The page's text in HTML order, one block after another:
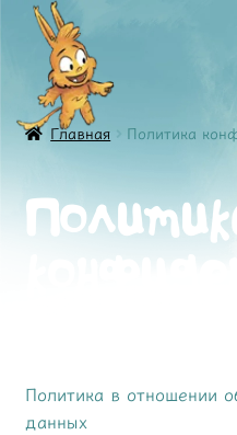
Перейти
навигации
Перейти
содержимому
Книга
Купить
Товары
Главная Политика
Политика в отношении
данных